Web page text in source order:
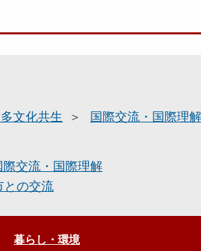
文化共生
国際交流・国際理解
際交流・国際理解
との交流
暮らし・環境